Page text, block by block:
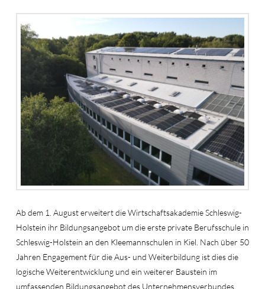
Ab dem 1. August erweitert die Wirtschaftsakademie Schleswig-
Holstein ihr Bildungsangebot um die erste private Berufsschule in
Schleswig-Holstein an den Kleemannschulen in Kiel. Nach über 50
Jahren Engagement für die Aus- und Weiterbildung ist dies die
logische Weiterentwicklung und ein weiterer Baustein im
umfassenden Bildungsangebot des Unternehmensverbundes.